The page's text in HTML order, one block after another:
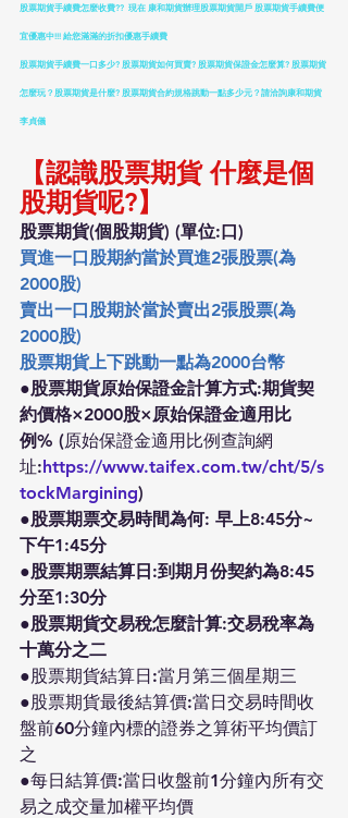
股票期貨手續費怎麼收費??  現在 康和期貨辦理股票期貨開戶 股票期貨手續費便
宜優惠中!!! 給您滿滿的折扣優惠手續費
股票期貨手續費一口多少? 股票期貨如何買賣? 股票期貨保證金怎麼算? 股票期貨
怎麼玩？股票期貨是什麼? 股票期貨合約規格跳動一點多少元？請洽詢康和期貨
李貞儀
【認識股票期貨 什麼是個
股期貨呢?】
股票期貨(個股期貨) (單位:口)
買進一口股期約當於買進2張股票(為
2000股)
賣出一口股期於當於賣出2張股票(為
2000股)
股票期貨上下跳動一點為2000台幣
●股票期貨原始保證金計算方式:期貨契
約價格×2000股×原始保證金適用比
例% (原始保證金適用比例查詢網
址:https://www.taifex.com.tw/cht/5/s
tockMargining)
●股票期票交易時間為何: 早上8:45分~
下午1:45分
●股票期票結算日:到期月份契約為8:45
分至1:30分
●股票期貨交易稅怎麼計算:交易稅率為
十萬分之二
●股票期貨結算日:當月第三個星期三
●股票期貨最後結算價:當日交易時間收
盤前60分鐘內標的證券之算術平均價訂
之
●每日結算價:當日收盤前1分鐘內所有交
易之成交量加權平均價